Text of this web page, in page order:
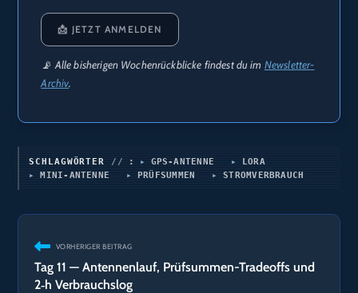
📩 JETZT ANMELDEN
📡 Alle bisherigen Wochenrückblicke findest du im Newsletter-
Archiv.
SCHLAGWÖRTER : GPS-ANTENNE
LORA
MINI-ANTENNE
PRÜFSUMMEN STROMVERBRAUCH
Weitere
Artikel
ansehen
VORHERIGER BEITRAG
Tag 11 — Antennenlauf, Prüfsummen-Tradeoffs und
2‑h Verbrauchslog